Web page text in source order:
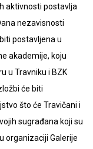
aktivnosti postavlja
nezavisnosti
postavljena u
akademije, koju
u Travniku i BZK
će biti
što će Travičani i
sugrađana koji su
u organizaciji Galerije